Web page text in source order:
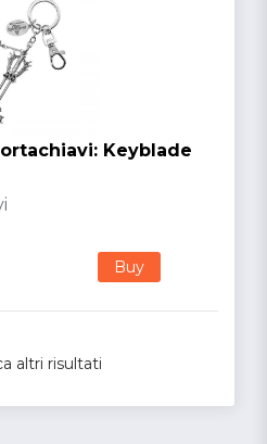
Keyblade
Buy
altri risultati